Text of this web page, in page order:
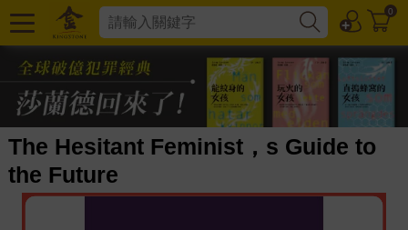
0
The Hesitant Feminist，s Guide to
the Future